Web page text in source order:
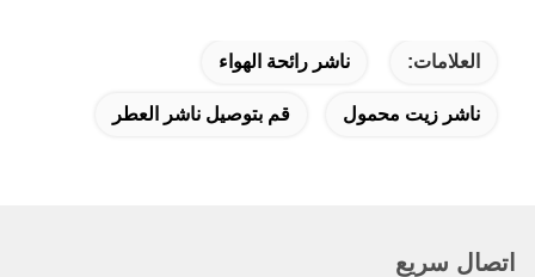
العلامات: ناشر رائحة الهواء
ناشر زيت محمول قم بتوصيل ناشر العطر
اتصال سريع